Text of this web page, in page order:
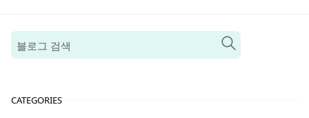
CATEGORIES